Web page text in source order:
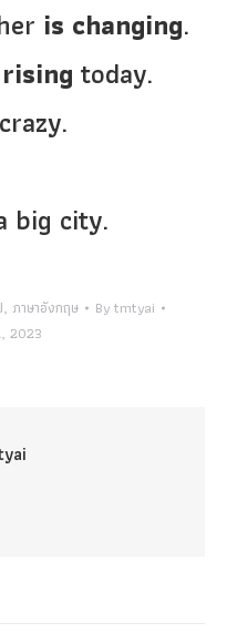
is changing.
today.
crazy.
big city.
, ภาษาอังกฤษ Bytmtyai
2023